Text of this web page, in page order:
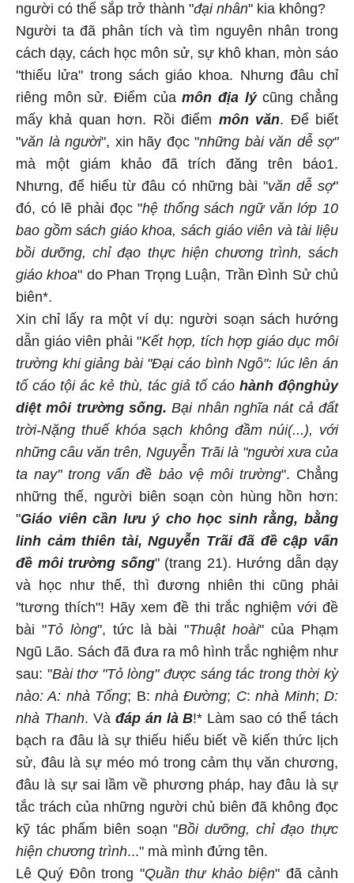
người có thể sắp trở thành "đại nhân" kia không?
Người ta đã phân tích và tìm nguyên nhân trong
cách dạy, cách học môn sử, sự khô khan, mòn sáo
"thiếu lửa" trong sách giáo khoa. Nhưng đâu chỉ
riêng môn sử. Điểm củamôn địa lýcũng chẳng
mấy khả quan hơn. Rồi điểm môn văn. Để biết
"văn là người", xin hãy đọc "những bài văn dễ sợ"
mà một giám khảo đã trích đăng trên báo1.
Nhưng, để hiểu từ đâu có những bài "văn dễ sợ"
đó, có lẽ phải đọc "hệ thống sách ngữ văn lớp 10
bao gồm sách giáo khoa, sách giáo viên và tài liệu
bồi dưỡng, chỉ đạo thực hiện chương trình, sách
giáo khoa" do Phan Trọng Luận, Trần Đình Sử chủ
biên*.
Xin chỉ lấy ra một ví dụ: người soạn sách hướng
dẫn giáo viên phải "Kết hợp, tích hợp giáo dục môi
trường khi giảng bài "Đại cáo bình Ngô": lúc lên án
tố cáo tội ác kẻ thù, tác giả tố cáo hành độnghủy
diệt môi trường sống. Bại nhân nghĩa nát cả đất
trời-Nặng thuế khóa sạch không đầm núi(...), với
những câu văn trên, Nguyễn Trãi là "người xưa của
ta nay" trong vấn đề bảo vệ môi trường". Chẳng
những thế, người biên soạn còn hùng hồn hơn:
"Giáo viên cần lưu ý cho học sinh rằng, bằng
linh cảm thiên tài, Nguyễn Trãi đã đề cập vấn
đề môi trường sống" (trang 21). Hướng dẫn dạy
và học như thế, thì đương nhiên thi cũng phải
"tương thích"! Hãy xem đề thi trắc nghiệm với đề
bài "Tỏ lòng", tức là bài "Thuật hoài" của Phạm
Ngũ Lão. Sách đã đưa ra mô hình trắc nghiệm như
sau: "Bài thơ "Tỏ lòng" được sáng tác trong thời kỳ
nào: A: nhà Tống; B: nhà Đường; C: nhà Minh; D:
nhà Thanh. Và đáp án là B!* Làm sao có thể tách
bạch ra đâu là sự thiếu hiểu biết về kiến thức lịch
sử, đâu là sự méo mó trong cảm thụ văn chương,
đâu là sự sai lầm về phương pháp, hay đâu là sự
tắc trách của những người chủ biên đã không đọc
kỹ tác phẩm biên soạn "Bồi dưỡng, chỉ đạo thực
hiện chương trình..." mà mình đứng tên.
Lê Quý Đôn trong "Quần thư khảo biện" đã cảnh